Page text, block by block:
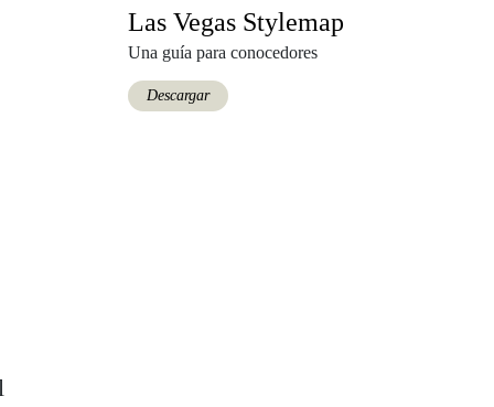
Las Vegas Stylemap
Una guía para conocedores
Descargar